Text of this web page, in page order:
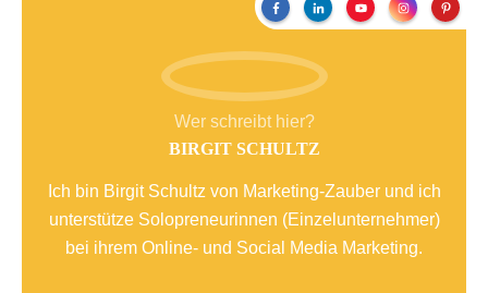
Wer schreibt hier?
BIRGIT SCHULTZ
Ich bin Birgit Schultz von Marketing-Zauber und ich
unterstütze Solopreneurinnen (Einzelunternehmer)
bei ihrem Online- und Social Media Marketing.